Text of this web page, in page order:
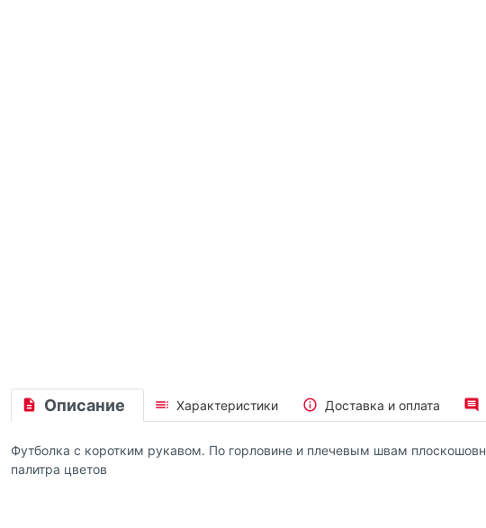
Описание Характеристики Доставка и оплата
Футболка с коротким рукавом. По горловине и плечевым швам
палитра цветов